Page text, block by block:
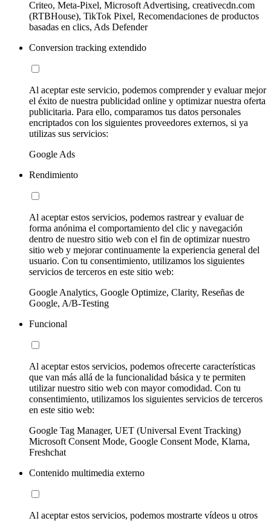
Criteo, Meta-Pixel, Microsoft Advertising, creativecdn.com
(RTBHouse), TikTok Pixel, Recomendaciones de productos
basadas en clics, Ads Defender
Conversion tracking extendido
Al aceptar este servicio, podemos comprender y evaluar mejor
el éxito de nuestra publicidad online y optimizar nuestra oferta
publicitaria. Para ello, comparamos tus datos personales
encriptados con los siguientes proveedores externos, si ya
utilizas sus servicios:
Google Ads
Rendimiento
Al aceptar estos servicios, podemos rastrear y evaluar de
forma anónima el comportamiento del clic y navegación
dentro de nuestro sitio web con el fin de optimizar nuestro
sitio web y mejorar continuamente la experiencia general del
usuario. Con tu consentimiento, utilizamos los siguientes
servicios de terceros en este sitio web:
Google Analytics, Google Optimize, Clarity, Reseñas de
Google, A/B-Testing
Funcional
Al aceptar estos servicios, podemos ofrecerte características
que van más allá de la funcionalidad básica y te permiten
utilizar nuestro sitio web con mayor comodidad. Con tu
consentimiento, utilizamos los siguientes servicios de terceros
en este sitio web:
Google Tag Manager, UET (Universal Event Tracking)
Microsoft Consent Mode, Google Consent Mode, Klarna,
Freshchat
Contenido multimedia externo
Al aceptar estos servicios, podemos mostrarte vídeos u otros